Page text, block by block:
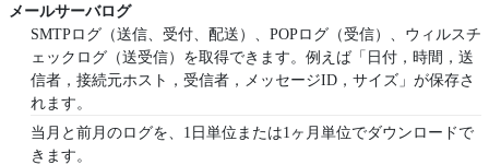
メールサーバログ
SMTPログ（送信、受付、配送）、POPログ（受信）、ウィルスチ
ェックログ（送受信）を取得できます。例えば「日付，時間，送
信者，接続元ホスト，受信者，メッセージID，サイズ」が保存さ
れます。
当月と前月のログを、1日単位または1ヶ月単位でダウンロードで
きます。